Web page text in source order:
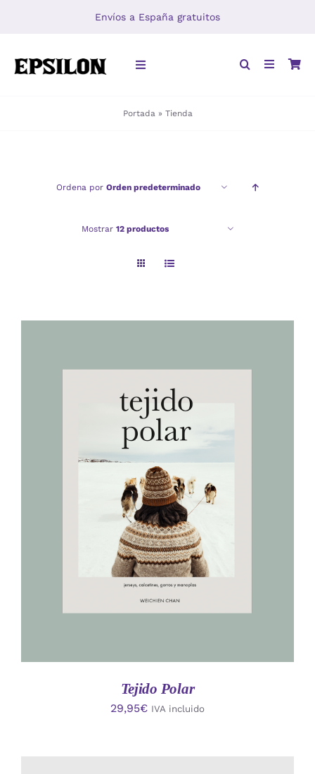
Envíos a España gratuitos
Toggle
Portada » Tienda
Ordena por Orden predeterminado
Mostrar 12 productos
AÑADIR AL CARRITO
/
Tejido Polar
29,95€ IVA incluido